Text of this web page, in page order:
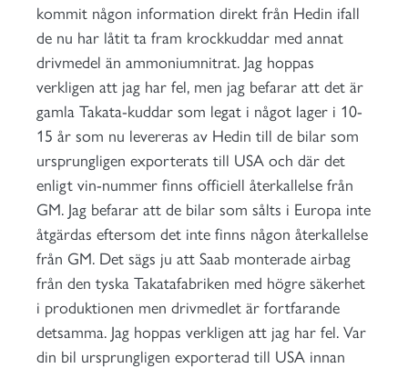
kommit någon information direkt från Hedin ifall
de nu har låtit ta fram krockkuddar med annat
drivmedel än ammoniumnitrat. Jag hoppas
verkligen att jag har fel, men jag befarar att det är
gamla Takata-kuddar som legat i något lager i 10-
15 år som nu levereras av Hedin till de bilar som
ursprungligen exporterats till USA och där det
enligt vin-nummer finns officiell återkallelse från
GM. Jag befarar att de bilar som sålts i Europa inte
åtgärdas eftersom det inte finns någon återkallelse
från GM. Det sägs ju att Saab monterade airbag
från den tyska Takatafabriken med högre säkerhet
i produktionen men drivmedlet är fortfarande
detsamma. Jag hoppas verkligen att jag har fel. Var
din bil ursprungligen exporterad till USA innan